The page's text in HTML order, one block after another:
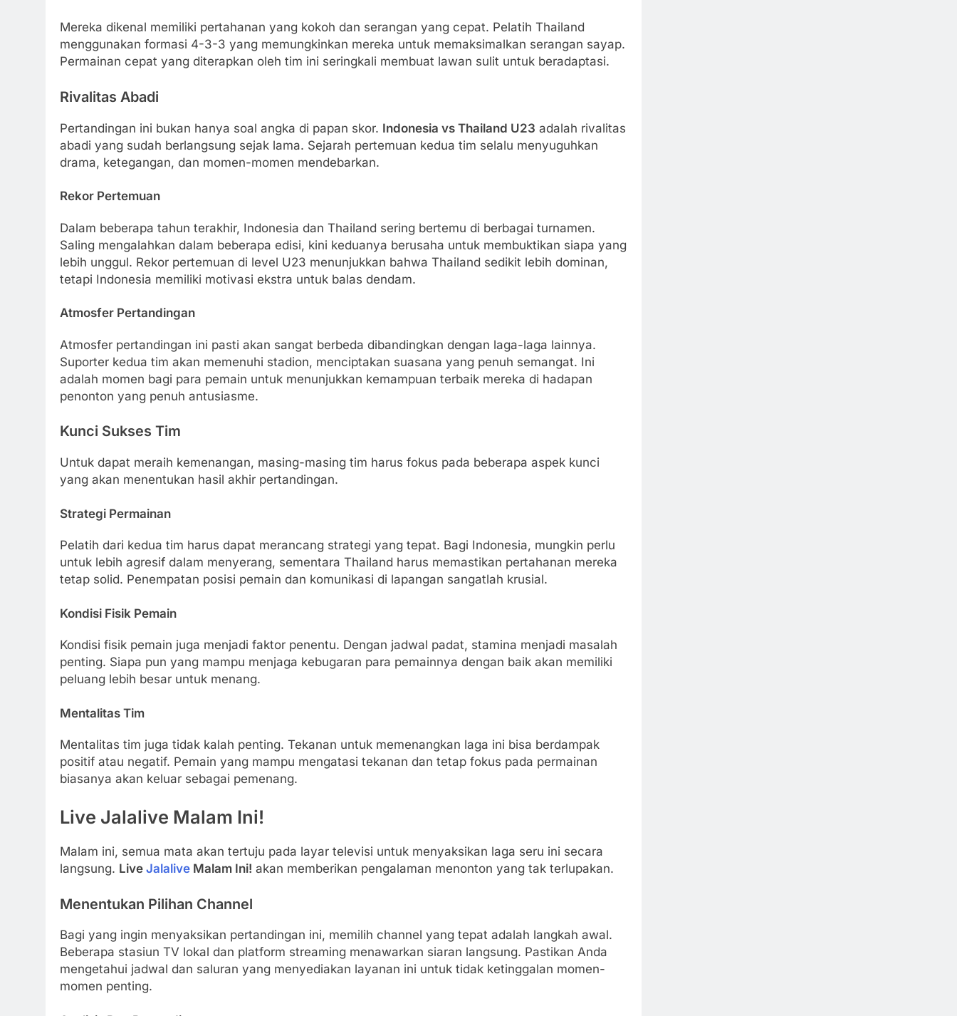
Mereka dikenal memiliki pertahanan yang kokoh dan serangan yang cepat. Pelatih Thailand
menggunakan formasi 4-3-3 yang memungkinkan mereka untuk memaksimalkan serangan sayap.
Permainan cepat yang diterapkan oleh tim ini seringkali membuat lawan sulit untuk beradaptasi.
Rivalitas Abadi
Pertandingan ini bukan hanya soal angka di papan skor. Indonesia vs Thailand U23 adalah rivalitas
abadi yang sudah berlangsung sejak lama. Sejarah pertemuan kedua tim selalu menyuguhkan
drama, ketegangan, dan momen-momen mendebarkan.
Rekor Pertemuan
Dalam beberapa tahun terakhir, Indonesia dan Thailand sering bertemu di berbagai turnamen.
Saling mengalahkan dalam beberapa edisi, kini keduanya berusaha untuk membuktikan siapa yang
lebih unggul. Rekor pertemuan di level U23 menunjukkan bahwa Thailand sedikit lebih dominan,
tetapi Indonesia memiliki motivasi ekstra untuk balas dendam.
Atmosfer Pertandingan
Atmosfer pertandingan ini pasti akan sangat berbeda dibandingkan dengan laga-laga lainnya.
Suporter kedua tim akan memenuhi stadion, menciptakan suasana yang penuh semangat. Ini
adalah momen bagi para pemain untuk menunjukkan kemampuan terbaik mereka di hadapan
penonton yang penuh antusiasme.
Kunci Sukses Tim
Untuk dapat meraih kemenangan, masing-masing tim harus fokus pada beberapa aspek kunci
yang akan menentukan hasil akhir pertandingan.
Strategi Permainan
Pelatih dari kedua tim harus dapat merancang strategi yang tepat. Bagi Indonesia, mungkin perlu
untuk lebih agresif dalam menyerang, sementara Thailand harus memastikan pertahanan mereka
tetap solid. Penempatan posisi pemain dan komunikasi di lapangan sangatlah krusial.
Kondisi Fisik Pemain
Kondisi fisik pemain juga menjadi faktor penentu. Dengan jadwal padat, stamina menjadi masalah
penting. Siapa pun yang mampu menjaga kebugaran para pemainnya dengan baik akan memiliki
peluang lebih besar untuk menang.
Mentalitas Tim
Mentalitas tim juga tidak kalah penting. Tekanan untuk memenangkan laga ini bisa berdampak
positif atau negatif. Pemain yang mampu mengatasi tekanan dan tetap fokus pada permainan
biasanya akan keluar sebagai pemenang.
Live Jalalive Malam Ini!
Malam ini, semua mata akan tertuju pada layar televisi untuk menyaksikan laga seru ini secara
langsung. Live Jalalive Malam Ini! akan memberikan pengalaman menonton yang tak terlupakan.
Menentukan Pilihan Channel
Bagi yang ingin menyaksikan pertandingan ini, memilih channel yang tepat adalah langkah awal.
Beberapa stasiun TV lokal dan platform streaming menawarkan siaran langsung. Pastikan Anda
mengetahui jadwal dan saluran yang menyediakan layanan ini untuk tidak ketinggalan momen-
momen penting.